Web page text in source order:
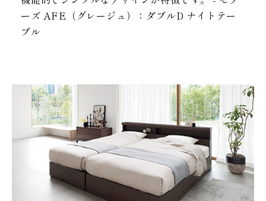
ーズ AFE（グレージュ）：ダブルD ナイトテー
ブル